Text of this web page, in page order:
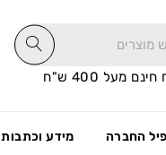
מעל 400 ש"ח
החברה מידע וכתבות